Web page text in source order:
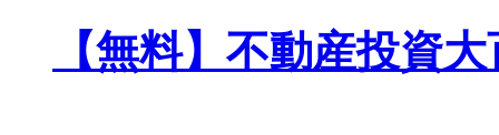
【無料】不動産投資